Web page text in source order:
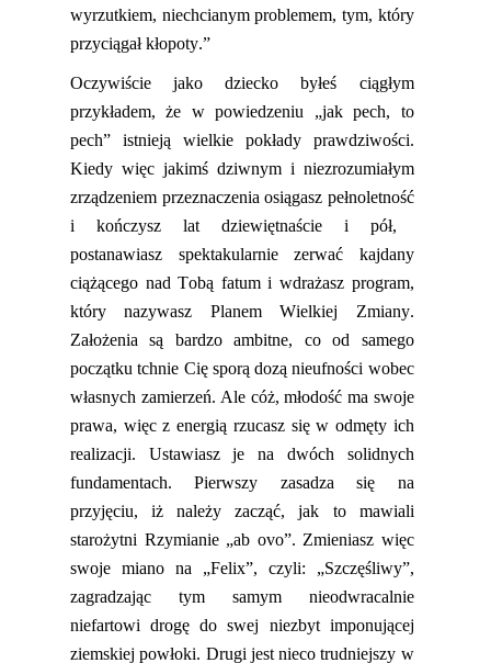
wyrzutkiem, niechcianym problemem, tym, który
przyciągał kłopoty.”
Oczywiście jako dziecko byłeś ciągłym
przykładem, że w powiedzeniu „jak pech, to
pech” istnieją wielkie pokłady prawdziwości.
Kiedy więc jakimś dziwnym i niezrozumiałym
zrządzeniem przeznaczenia osiągasz pełnoletność
i kończyszlat dziewiętnaście i pół,
postanawiasz spektakularnie zerwać kajdany
ciążącego nad Tobą fatum i wdrażasz program,
który nazywasz Planem Wielkiej Zmiany.
Założeniasą bardzo ambitne, co od samego
początkutchnie Cię sporą dozą nieufności wobec
własnych zamierzeń. Ale cóż, młodość ma swoje
prawa, więc z energią rzucaszsię w odmęty ich
realizacji. Ustawiaszje na dwóch solidnych
fundamentach. Pierwszy zasadzasię na
przyjęciu, iż należy zacząć, jak to mawiali
starożytni Rzymianie „ab ovo”. Zmieniasz więc
swoje miano na „Felix”, czyli: „Szczęśliwy”,
zagradzając tym samym nieodwracalnie
niefartowi drogę do swej niezbyt imponującej
ziemskiej powłoki. Drugi jestnieco trudniejszy w